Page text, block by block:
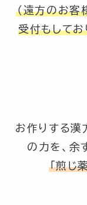
（遠方のお客
受付もしてお
お作りする漢
の力を、余
「煎じ